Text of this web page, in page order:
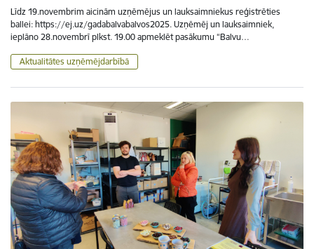
Līdz 19.novembrim aicinām uzņēmējus un lauksaimniekus reģistrēties
ballei: https://ej.uz/gadabalvabalvos2025. Uzņēmēj un lauksaimniek,
ieplāno 28.novembrī plkst. 19.00 apmeklēt pasākumu “Balvu…
Aktualitātes uzņēmējdarbībā